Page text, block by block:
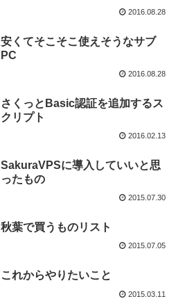
2016.08.28
安くてそこそこ使えそうなサブ
PC
2016.08.28
さくっとBasic認証を追加するス
クリプト
2016.02.13
SakuraVPSに導入していいと思
ったもの
2015.07.30
秋葉で買うものリスト
2015.07.05
これからやりたいこと
2015.03.11